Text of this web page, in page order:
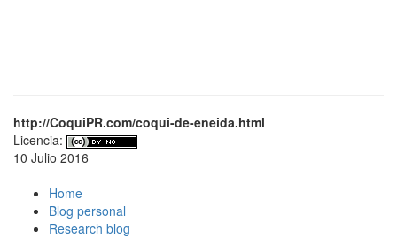
http://CoquiPR.com/coqui-de-eneida.html
Licencia:
10 Julio 2016
Home
Blog personal
Research blog